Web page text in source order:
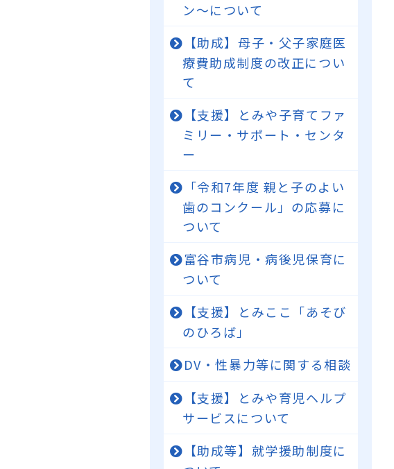
ン～について
【助成】母子・父子家庭医
療費助成制度の改正につい
て
【支援】とみや子育てファ
ミリー・サポート・センタ
ー
「令和7年度 親と子のよい
歯のコンクール」の応募に
ついて
富谷市病児・病後児保育に
ついて
【支援】とみここ「あそび
のひろば」
DV・性暴力等に関する相談
【支援】とみや育児ヘルプ
サービスについて
【助成等】就学援助制度に